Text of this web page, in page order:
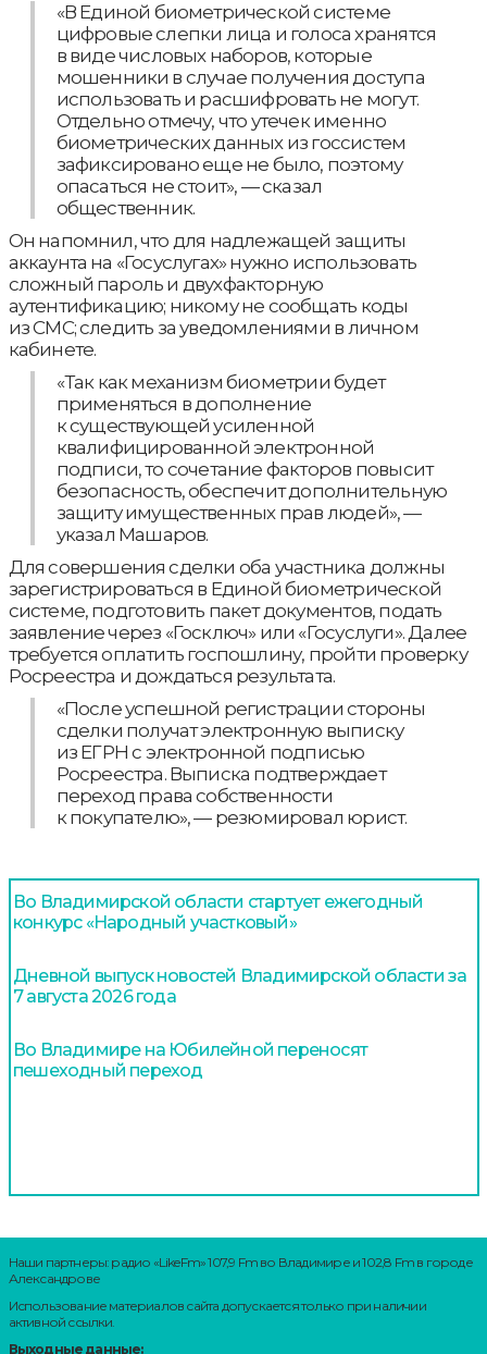
«В Единой биометрической системе
цифровые слепки лица и голоса хранятся
в виде числовых наборов, которые
мошенники в случае получения доступа
использовать и расшифровать не могут.
Отдельно отмечу, что утечек именно
биометрических данных из госсистем
зафиксировано еще не было, поэтому
опасаться не стоит», — сказал
общественник.
Он напомнил, что для надлежащей защиты
аккаунта на «Госуслугах» нужно использовать
сложный пароль и двухфакторную
аутентификацию; никому не сообщать коды
из СМС; следить за уведомлениями в личном
кабинете.
«Так как механизм биометрии будет
применяться в дополнение
к существующей усиленной
квалифицированной электронной
подписи, то сочетание факторов повысит
безопасность, обеспечит дополнительную
защиту имущественных прав людей», —
указал Машаров.
Для совершения сделки оба участника должны
зарегистрироваться в Единой биометрической
системе, подготовить пакет документов, подать
заявление через «Госключ» или «Госуслуги». Далее
требуется оплатить госпошлину, пройти проверку
Росреестра и дождаться результата.
«После успешной регистрации стороны
сделки получат электронную выписку
из ЕГРН с электронной подписью
Росреестра. Выписка подтверждает
переход права собственности
к покупателю», — резюмировал юрист.
Во Владимирской области стартует ежегодный
конкурс «Народный участковый»
Дневной выпуск новостей Владимирской области за
7 августа 2026 года
Во Владимире на Юбилейной переносят
пешеходный переход
Наши партнеры: радио «LikeFm» 107,9 Fm во Владимире и 102,8 Fm в городе
Александрове
Использование материалов сайта допускается только при наличии
активной ссылки.
Выходные данные: